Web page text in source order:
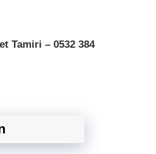
Tamiri – 0532 384